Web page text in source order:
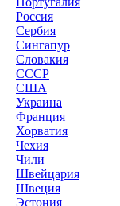
Россия
Сербия
Сингапур
Словакия
СССР
США
Украина
Франция
Хорватия
Чехия
Чили
Швейцария
Швеция
Эстония